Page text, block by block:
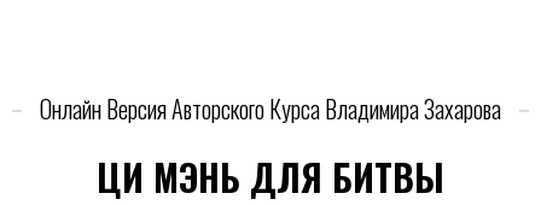
Онлайн Версия Авторского Курса Владимира Захарова
ЦИ МЭНЬ ДЛЯ БИТВЫ